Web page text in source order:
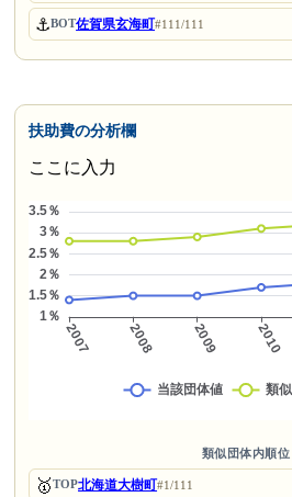
⚓BOT佐賀県玄海町#111/111
扶助費の分析欄
ここに入力
類似団体内順位
🥇TOP北海道大樹町#1/111